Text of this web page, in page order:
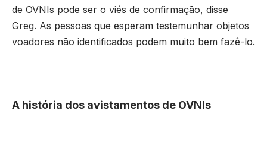
de OVNIs pode ser o viés de confirmação, disse
Greg. As pessoas que esperam testemunhar objetos
voadores não identificados podem muito bem fazê-lo.
A história dos avistamentos de OVNIs